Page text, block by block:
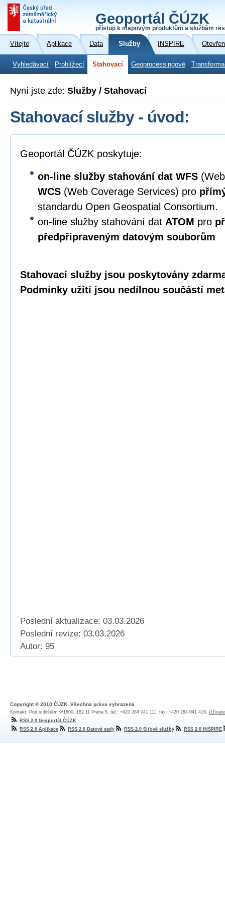
Geoportál ČÚZK
přístup k mapovým produktům a službám
Vítejte Aplikace Data Služby INSPIRE
Vyhledávací Prohlížecí Stahovací Geoprocessingové
Nyní jste zde: Služby / Stahovací
Stahovací služby - úvod:
Geoportál ČÚZK poskytuje:
on-line služby stahování dat WFS
WCS (Web Coverage Services) pro
standardu Open Geospatial Consortium.
on-line služby stahování dat ATOM pro
předpřipraveným datovým souborům
Stahovací služby jsou poskytovány
Podmínky užití jsou nedílnou součástí
Poslední aktualizace: 03.03.2026
Poslední revize: 03.03.2026
Autor: 95
Copyright © 2010 ČÚZK, Všechna práva vyhrazena
Kontakt: Pod sídlištěm 9/1800, 182 11 Praha 8, tel.: +420 284 041 111, fax: +420 284 041 416,
RSS 2.0 Geoportál ČÚZK
RSS 2.0 Aplikace
RSS 2.0 Datové sady RSS 2.0 Síťové služby RSS 2.0 INSPIRE